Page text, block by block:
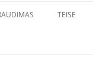
TEISĖ